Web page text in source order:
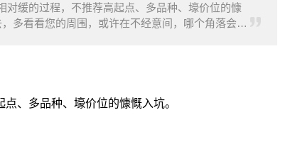
对缓的过程，不推荐高起点、多品种、壕价位的慷
多看看您的周围，或许在不经意间，哪个角落会有
、多品种、壕价位的慷慨入坑。